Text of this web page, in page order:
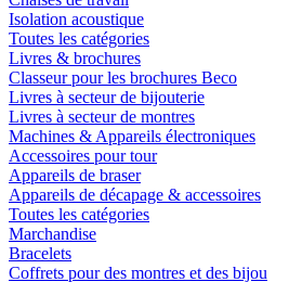
Isolation acoustique
Toutes les catégories
Livres & brochures
Classeur pour les brochures Beco
Livres à secteur de bijouterie
Livres à secteur de montres
Machines & Appareils électroniques
Accessoires pour tour
Appareils de braser
Appareils de décapage & accessoires
Toutes les catégories
Marchandise
Bracelets
Coffrets pour des montres et des bijou